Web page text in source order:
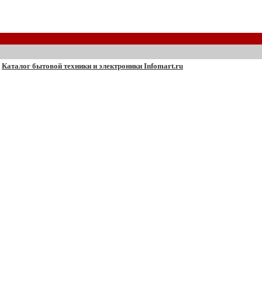
Каталог бытовой техники и электроники Infomart.ru